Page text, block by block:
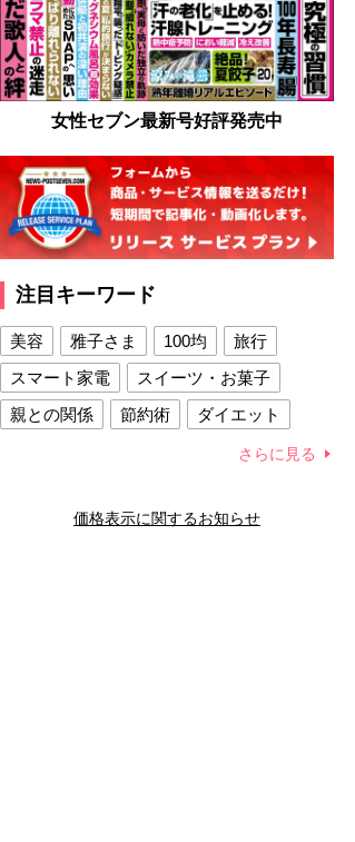
女性セブン最新号好評発売中
注目キーワード
美容 雅子さま 100均
旅行
スマート家電
スイーツ・お菓子
親との関係
節約術
ダイエット
夫との関係
新津春子 どか食い
さらに見る
価格表示に関するお知らせ